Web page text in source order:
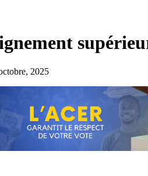
2025